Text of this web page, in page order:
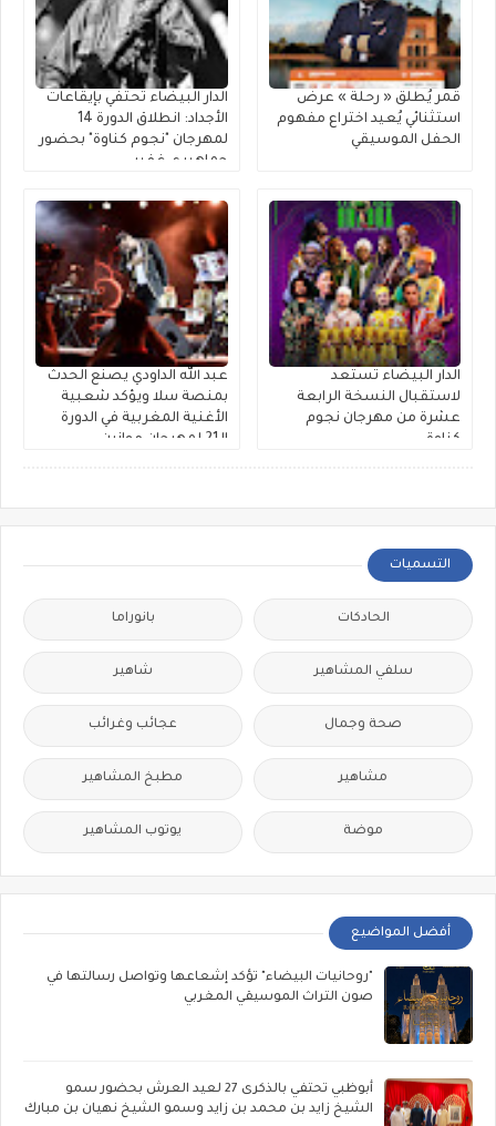
قمر يُطلق « رحلة » عرضٌ
استثنائي يُعيد اختراع مفهوم
الحفل الموسيقي
الدار البيضاء تحتفي بإيقاعات
الأجداد: انطلاق الدورة 14
لمهرجان "نجوم كناوة" بحضور
جماهيري غفير
الدار البيضاء تستعد
لاستقبال النسخة الرابعة
عشرة من مهرجان نجوم
كناوة
عبد الله الداودي يصنع الحدث
بمنصة سلا ويؤكد شعبية
الأغنية المغربية في الدورة
الـ21 لمهرجان موازين
التسميات
الحادكات بانوراما
سلفي المشاهير شاهير
صحة وجمال عجائب وغرائب
مشاهير مطبخ المشاهير
موضة يوتوب المشاهير
أفضل المواضيع
"روحانيات البيضاء" تؤكد إشعاعها وتواصل رسالتها في
صون التراث الموسيقي المغربي
أبوظبي تحتفي بالذكرى 27 لعيد العرش بحضور سمو
الشيخ زايد بن محمد بن زايد وسمو الشيخ نهيان بن مبارك